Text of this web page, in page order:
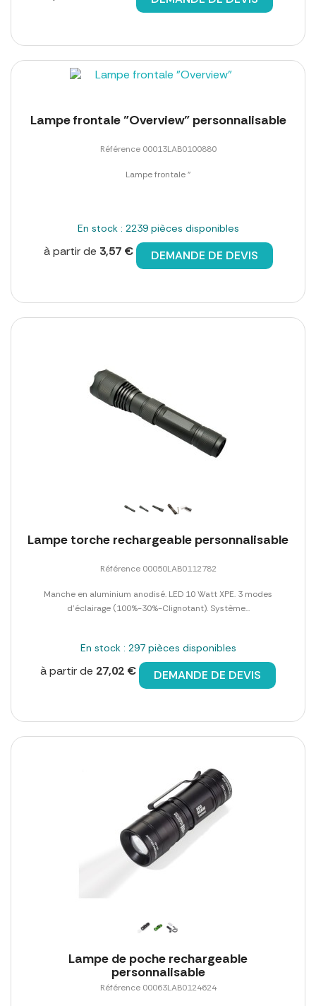
Lampe frontale "Overview" personnalisable
Référence 00013LAB0100880
Lampe frontale "
En stock : 2239 pièces disponibles
à partir de 3,57 € DEMANDE DE DEVIS
Lampe torche rechargeable personnalisable
Référence 00050LAB0112782
Manche en aluminium anodisé. LED 10 Watt XPE. 3 modes
d'éclairage (100%-30%-Clignotant). Système...
En stock : 297 pièces disponibles
à partir de 27,02 € DEMANDE DE DEVIS
Lampe de poche rechargeable
personnalisable
Référence 00063LAB0124624